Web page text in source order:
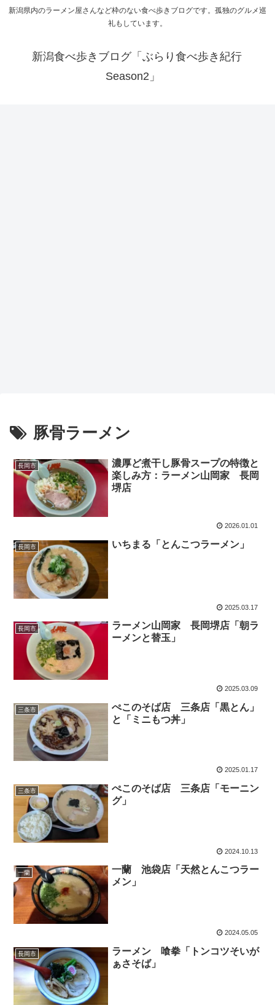
新潟県内のラーメン屋さんなど枠のない食べ歩きブログです。孤独のグルメ巡
礼もしています。
新潟食べ歩きブログ「ぶらり食べ歩き紀行
Season2」
豚骨ラーメン
長岡市
濃厚ど煮干し豚骨スープの特徴と
楽しみ方：ラーメン山岡家 長岡
堺店
2026.01.01
長岡市 いちまる「とんこつラーメン」
2025.03.17
長岡市
ラーメン山岡家 長岡堺店「朝ラ
ーメンと替玉」
2025.03.09
三条市
ぺこのそば店 三条店「黒とん」
と「ミニもつ丼」
2025.01.17
三条市
ぺこのそば店 三条店「モーニン
グ」
2024.10.13
一蘭
一蘭 池袋店「天然とんこつラー
メン」
2024.05.05
長岡市
ラーメン 喰拳「トンコツそいが
ぁさそば」